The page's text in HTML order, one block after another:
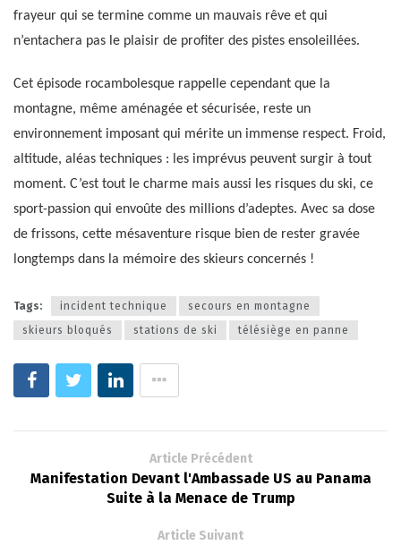
frayeur qui se termine comme un mauvais rêve et qui
n’entachera pas le plaisir de profiter des pistes ensoleillées.
Cet épisode rocambolesque rappelle cependant que la
montagne, même aménagée et sécurisée, reste un
environnement imposant qui mérite un immense respect. Froid,
altitude, aléas techniques : les imprévus peuvent surgir à tout
moment. C’est tout le charme mais aussi les risques du ski, ce
sport-passion qui envoûte des millions d’adeptes. Avec sa dose
de frissons, cette mésaventure risque bien de rester gravée
longtemps dans la mémoire des skieurs concernés !
Tags: incident technique
secours en montagne
skieurs bloqués
stations de ski télésiège en panne
Article Précédent
Manifestation Devant l'Ambassade US au Panama
Suite à la Menace de Trump
Article Suivant